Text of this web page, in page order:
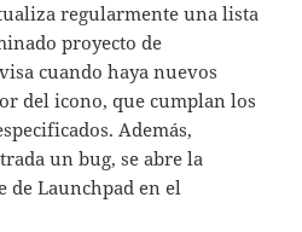
regularmente una lista
proyecto de
cuando haya nuevos
del icono, que cumplan los
Además,
un bug, se abre la
de Launchpad en el